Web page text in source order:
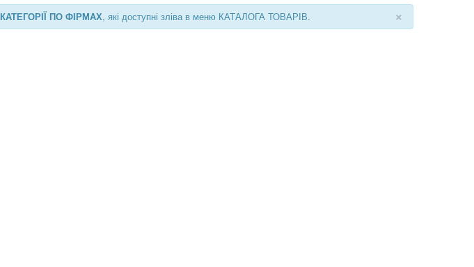
×
КАТЕГОРІЇ ПО ФІРМАХ, які доступні зліва в меню КАТАЛОГА ТОВАРІВ.